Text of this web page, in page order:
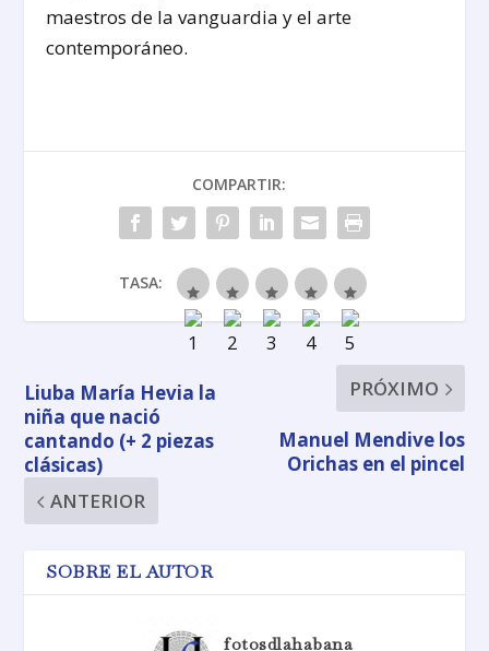
maestros de la vanguardia y el arte
contemporáneo.
COMPARTIR:
TASA:
Liuba María Hevia la
niña que nació
cantando (+ 2 piezas
clásicas)
ANTERIOR
PRÓXIMO
Manuel Mendive los
Orichas en el pincel
SOBRE EL AUTOR
fotosdlahabana